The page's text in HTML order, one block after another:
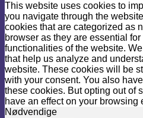
This website uses cookies to
you navigate through the
cookies that are categorized as
browser as they are essential
functionalities of the website.
that help us analyze and
website. These cookies will be
with your consent. You also
these cookies. But opting out of
have an effect on your browsing
Nødvendige